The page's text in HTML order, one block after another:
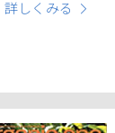
詳しくみる